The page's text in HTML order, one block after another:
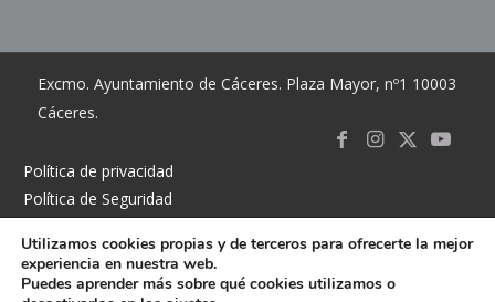
Excmo. Ayuntamiento de Cáceres. Plaza Mayor, nº1 10003
Cáceres.
Política de privacidad
Política de Seguridad
Accesibilidad
Mapa del sitio
Utilizamos cookies propias y de terceros para ofrecerte la mejor
experiencia en nuestra web.
Puedes aprender más sobre qué cookies utilizamos o